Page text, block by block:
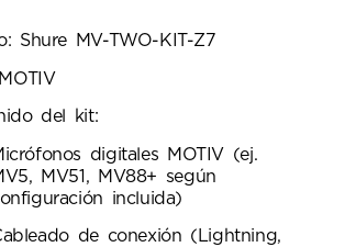
Shure MV-TWO-KIT-Z7
del kit:
digitales MOTIV (ej.
MV51, MV88+ según
incluida)
de conexión (Lightning,